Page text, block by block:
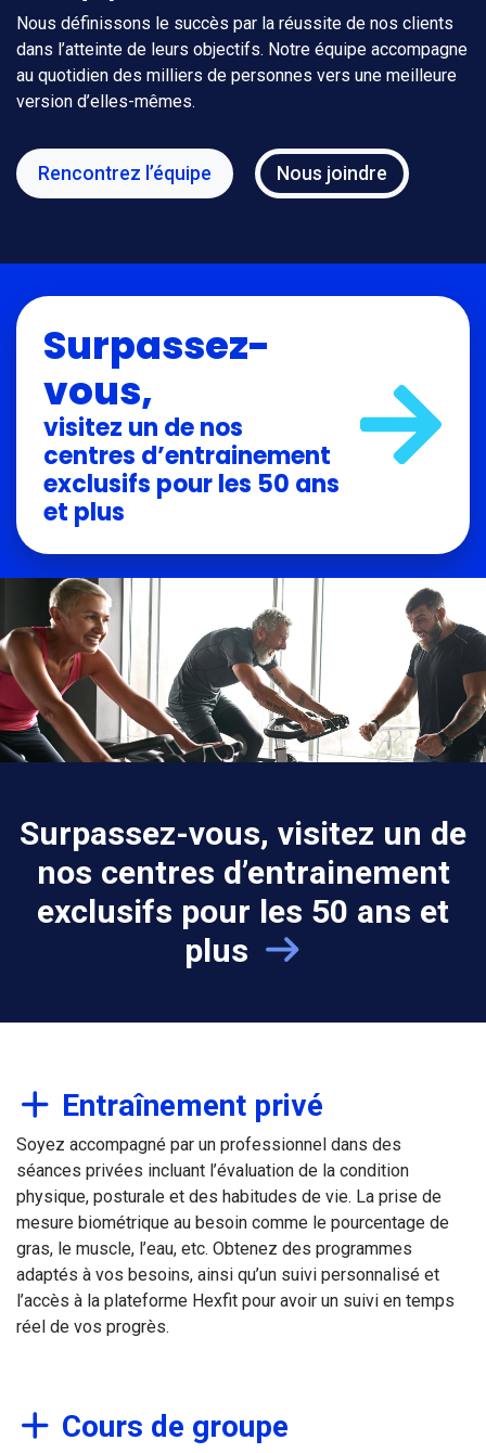
Nous définissons le succès par la réussite de nos clients
dans l’atteinte de leurs objectifs. Notre équipe accompagne
au quotidien des milliers de personnes vers une meilleure
version d’elles-mêmes.
Rencontrez l’équipe Nous joindre
Surpassez-
vous,
visitez un de nos
centres d’entrainement
exclusifs pour les 50 ans
et plus
Surpassez-vous, visitez un de
nos centres d’entrainement
exclusifs pour les 50 ans et
plus
Entraînement privé
Soyez accompagné par un professionnel dans des
séances privées incluant l’évaluation de la condition
physique, posturale et des habitudes de vie. La prise de
mesure biométrique au besoin comme le pourcentage de
gras, le muscle, l’eau, etc. Obtenez des programmes
adaptés à vos besoins, ainsi qu’un suivi personnalisé et
l’accès à la plateforme Hexfit pour avoir un suivi en temps
réel de vos progrès.
Cours de groupe